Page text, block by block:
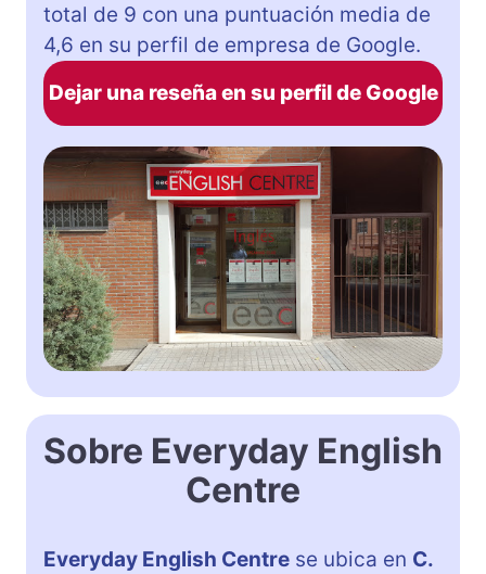
total de 9 con una puntuación media de
4,6 en su perfil de empresa de Google.
Dejar una reseña en su perfil de Google
Sobre Everyday English
Centre
Everyday English Centre se ubica en C.